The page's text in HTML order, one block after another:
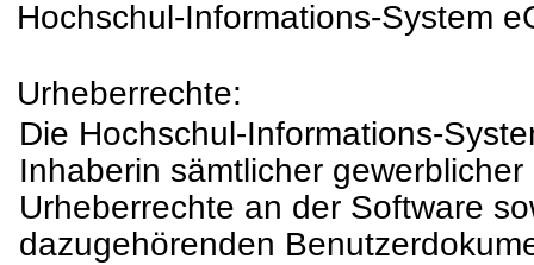
Hochschul-Informations-System
Urheberrechte:
Die Hochschul-Informations-
Inhaberin sämtlicher
Urheberrechte an der Software
dazugehörenden